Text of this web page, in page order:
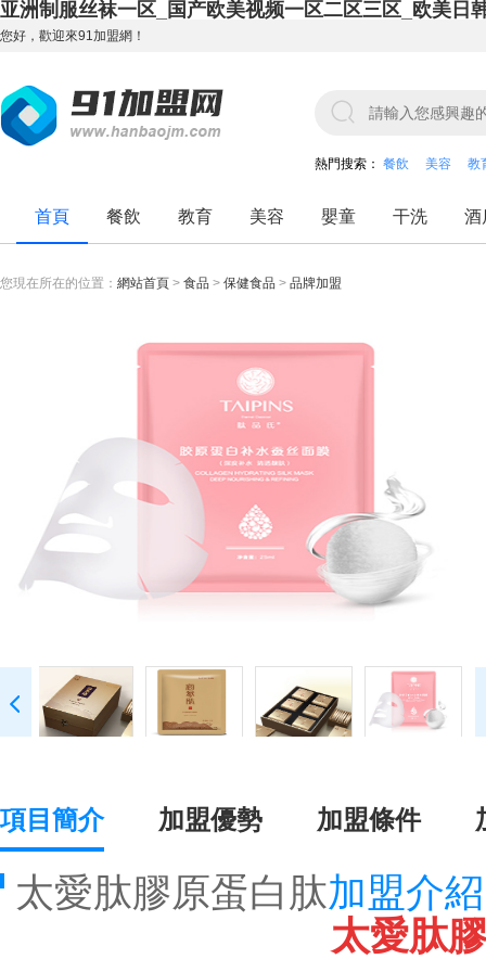
亚洲制服丝袜一区_国产欧美视频一区二区三区_欧美日
您好，歡迎來91加盟網！
熱門搜索： 餐飲 美容 教
首頁 餐飲 教育 美容 嬰童 干洗 酒
您現在所在的位置： 網站首頁 > 食品 > 保健食品 > 品牌加盟
項目簡介 加盟優勢 加盟條件
太愛肽膠原蛋白肽加盟介紹
太愛肽